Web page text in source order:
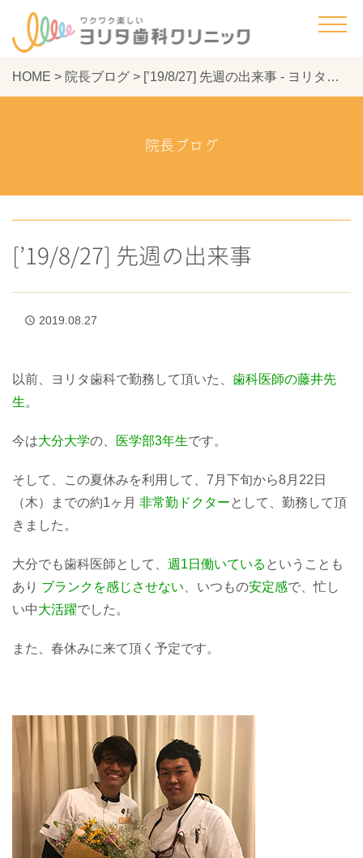
HOME > 院長ブログ > [’19/8/27] 先週の出来事 - ヨリタ歯科クリニック
院長ブログ
[’19/8/27] 先週の出来事
access_time 2019.08.27
以前、ヨリタ歯科で勤務して頂いた、 歯科医師の藤井先
生。
今は大分大学の、 医学部3年生です。
そして、この夏休みを利用して、7月下旬から8月22日
（木）までの約1ヶ月 非常勤ドクターとして、勤務して頂
きました。
大分でも歯科医師として、 週1日働いている ということも
あり ブランクを感じさせない 、いつもの安定感で、忙し
い中大活躍でした。
また、春休みに来て頂く予定です。